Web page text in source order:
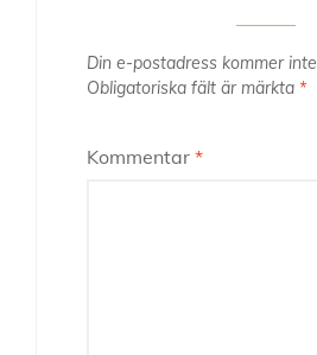
Din e-postadress kommer
Obligatoriska fält är märkta *
Kommentar *